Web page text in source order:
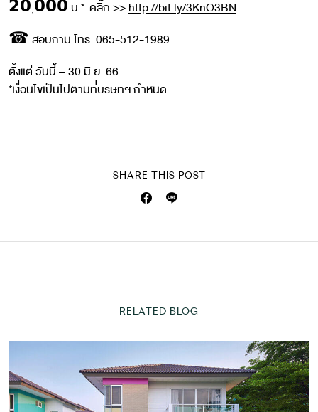
𝟮𝟬,𝟬𝟬𝟬 บ.* คลิ๊ก >>http://bit.ly/3KnO3BN
☎ สอบถาม โทร. 065-512-1989
ตั้งแต่ วันนี้ – 30 มิ.ย. 66
*เงื่อนไขเป็นไปตามที่บริษัทฯ กำหนด
SHARE THIS POST
RELATED BLOG